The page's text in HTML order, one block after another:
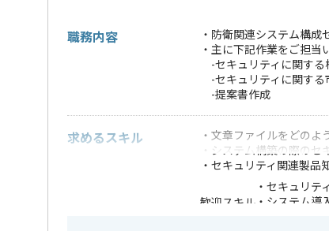
職務内容
・防衛関連システム構成
・主に下記作業をご担当
-セキュリティに関する
-セキュリティに関する
-提案書作成
求めるスキル
・文章ファイルをどの
・システム構築の際のセ
・セキュリティ関連製
歓迎スキル
・セキュリテ
・システム導